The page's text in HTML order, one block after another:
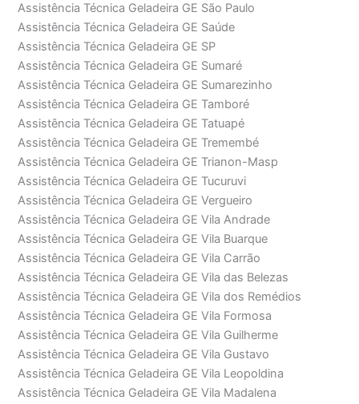
Assistência Técnica Geladeira GE São Paulo
Assistência Técnica Geladeira GE Saúde
Assistência Técnica Geladeira GE SP
Assistência Técnica Geladeira GE Sumaré
Assistência Técnica Geladeira GE Sumarezinho
Assistência Técnica Geladeira GE Tamboré
Assistência Técnica Geladeira GE Tatuapé
Assistência Técnica Geladeira GE Tremembé
Assistência Técnica Geladeira GE Trianon-Masp
Assistência Técnica Geladeira GE Tucuruvi
Assistência Técnica Geladeira GE Vergueiro
Assistência Técnica Geladeira GE Vila Andrade
Assistência Técnica Geladeira GE Vila Buarque
Assistência Técnica Geladeira GE Vila Carrão
Assistência Técnica Geladeira GE Vila das Belezas
Assistência Técnica Geladeira GE Vila dos Remédios
Assistência Técnica Geladeira GE Vila Formosa
Assistência Técnica Geladeira GE Vila Guilherme
Assistência Técnica Geladeira GE Vila Gustavo
Assistência Técnica Geladeira GE Vila Leopoldina
Assistência Técnica Geladeira GE Vila Madalena